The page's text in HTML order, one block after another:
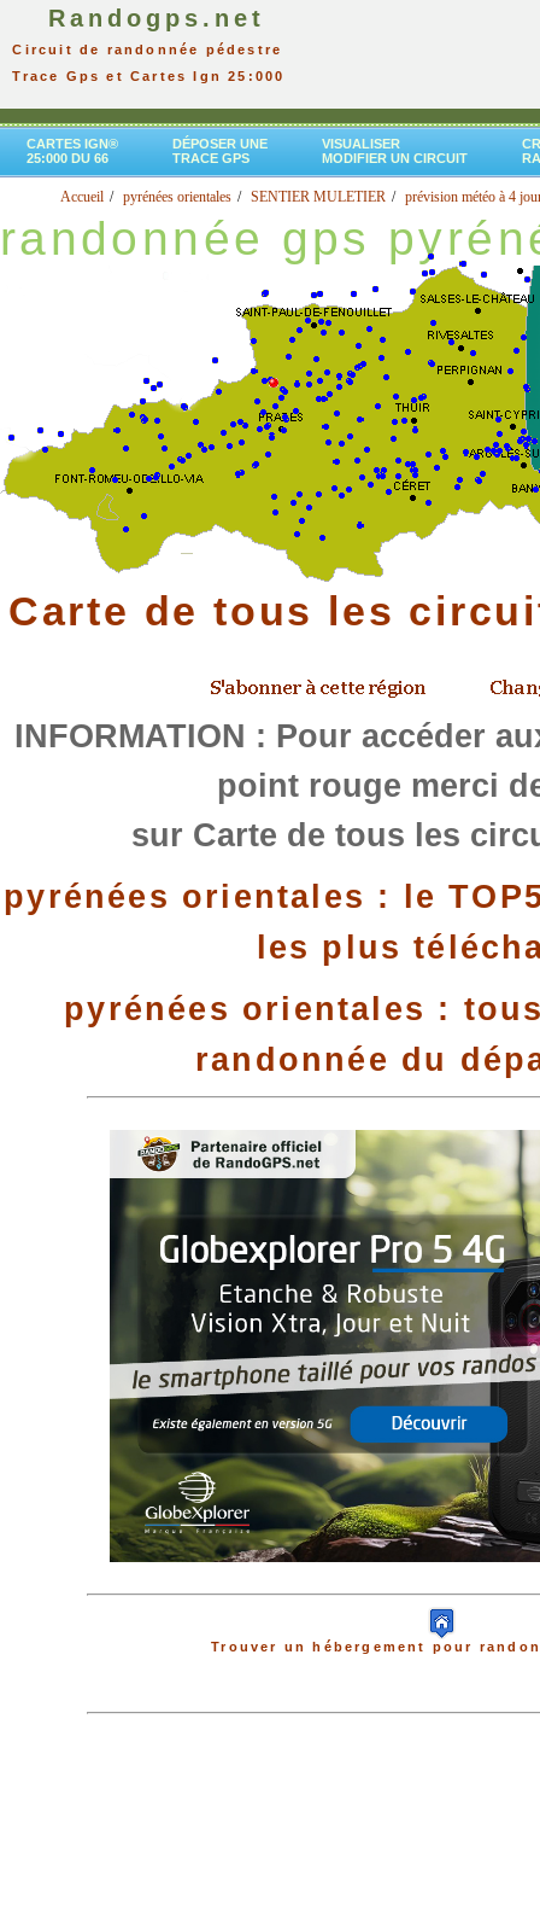
Randogps.net
Circuit de randonnée pédestre
Trace Gps et Cartes Ign 25:000
CARTES IGN®
25:000 DU 66
DÉPOSER UNE
TRACE GPS
VISUALISER
MODIFIER UN CIRCUIT
Accueil pyrénées orientales SENTIER MULETIER prévision météo à 4
randonnée gps
Carte de tous les
INFORMATION : Pour accéder
point rouge merci
sur Carte de tous les
pyrénées orientales : le
les plus
pyrénées orientales :
randonnée du
Trouver un hébergement pour